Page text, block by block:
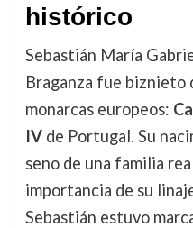
histórico
Sebastián María
Braganza fue biznieto
monarcas europeos:
IVde Portugal. Su
seno de una familia
importancia de su
Sebastián estuvo